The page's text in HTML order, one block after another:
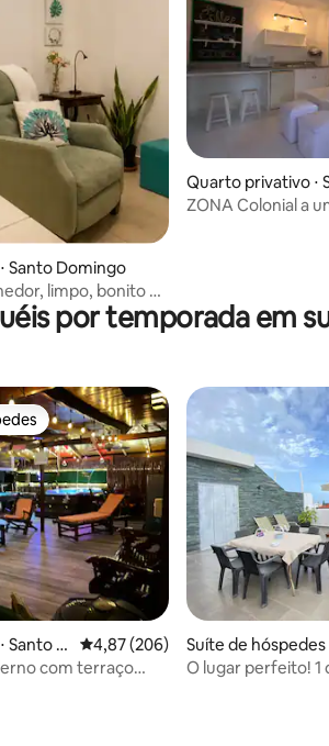
58 avaliações
Santo Domingo
limpo, bonito e
Quarto privativo ⋅
mingo
ZONA Colonial a
por temporada em
26 avaliações
Santo D
4,87 de uma avaliação média de
4,87 (206)
com terraço
Suíte de hóspedes
mingo
O lugar perfeito! 1